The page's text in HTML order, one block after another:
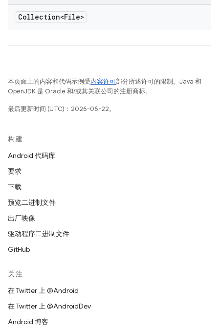
Collection<File>
本页面上的内容和代码示例受内容许可部分所述许可的限制。Java 和
OpenJDK 是 Oracle 和/或其关联公司的注册商标。
最后更新时间 (UTC)：2026-06-22。
构建
Android 代码库
要求
下载
预览二进制文件
出厂映像
驱动程序二进制文件
GitHub
关注
在 Twitter 上 @Android
在 Twitter 上 @AndroidDev
Android 博客